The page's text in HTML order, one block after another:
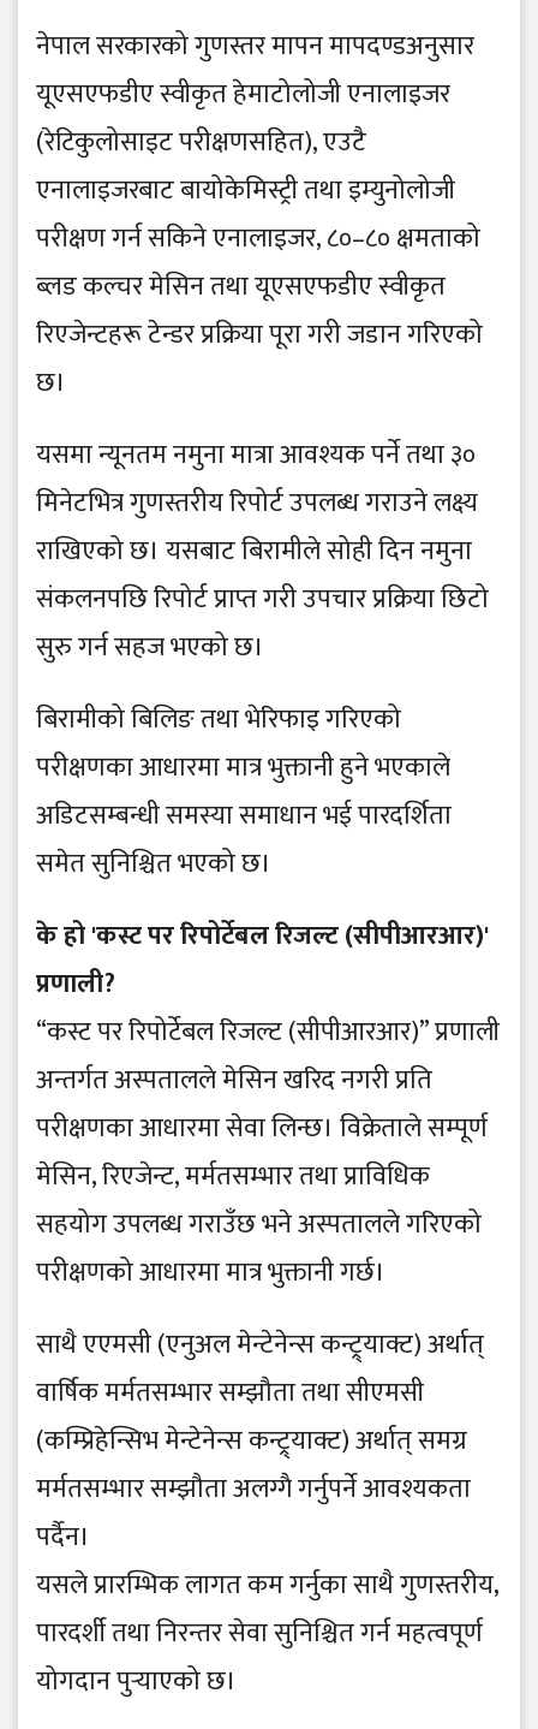
नेपाल सरकारको गुणस्तर मापन मापदण्डअनुसार
यूएसएफडीए स्वीकृत हेमाटोलोजी एनालाइजर
(रेटिकुलोसाइट परीक्षणसहित), एउटै
एनालाइजरबाट बायोकेमिस्ट्री तथा इम्युनोलोजी
परीक्षण गर्न सकिने एनालाइजर, ८०–८० क्षमताको
ब्लड कल्चर मेसिन तथा यूएसएफडीए स्वीकृत
रिएजेन्टहरू टेन्डर प्रक्रिया पूरा गरी जडान गरिएको
छ।
यसमा न्यूनतम नमुना मात्रा आवश्यक पर्ने तथा ३०
मिनेटभित्र गुणस्तरीय रिपोर्ट उपलब्ध गराउने लक्ष्य
राखिएको छ। यसबाट बिरामीले सोही दिन नमुना
संकलनपछि रिपोर्ट प्राप्त गरी उपचार प्रक्रिया छिटो
सुरु गर्न सहज भएको छ।
बिरामीको बिलिङ तथा भेरिफाइ गरिएको
परीक्षणका आधारमा मात्र भुक्तानी हुने भएकाले
अडिटसम्बन्धी समस्या समाधान भई पारदर्शिता
समेत सुनिश्चित भएको छ।
के हो 'कस्ट पर रिपोर्टेबल रिजल्ट (सीपीआरआर)'
प्रणाली?
“कस्ट पर रिपोर्टेबल रिजल्ट (सीपीआरआर)” प्रणाली
अन्तर्गत अस्पतालले मेसिन खरिद नगरी प्रति
परीक्षणका आधारमा सेवा लिन्छ। विक्रेताले सम्पूर्ण
मेसिन, रिएजेन्ट, मर्मतसम्भार तथा प्राविधिक
सहयोग उपलब्ध गराउँछ भने अस्पतालले गरिएको
परीक्षणको आधारमा मात्र भुक्तानी गर्छ।
साथै एएमसी (एनुअल मेन्टेनेन्स कन्ट्र्याक्ट) अर्थात्
वार्षिक मर्मतसम्भार सम्झौता तथा सीएमसी
(कम्प्रिहेन्सिभ मेन्टेनेन्स कन्ट्र्याक्ट) अर्थात् समग्र
मर्मतसम्भार सम्झौता अलग्गै गर्नुपर्ने आवश्यकता
पर्दैन।
यसले प्रारम्भिक लागत कम गर्नुका साथै गुणस्तरीय,
पारदर्शी तथा निरन्तर सेवा सुनिश्चित गर्न महत्वपूर्ण
योगदान पुर्‍याएको छ।